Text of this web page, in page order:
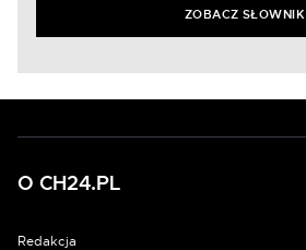
ZOBACZ SŁOWNIK
O CH24.PL
Redakcja